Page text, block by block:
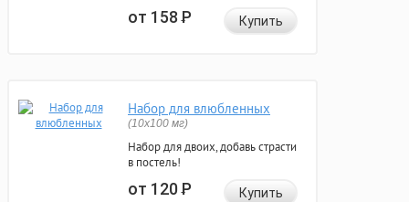
от 158Р Купить
Набор для влюбленных
(10х100 мг)
Набор для двоих, добавь страсти
в постель!
от 120Р Купить